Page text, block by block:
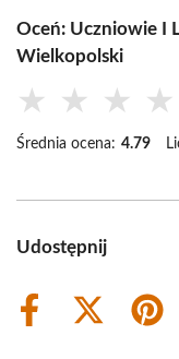
Oceń: Uczniowie I
Wielkopolski
★ ★ ★ ★
Średnia ocena: 4.79
Udostępnij
Share
Share